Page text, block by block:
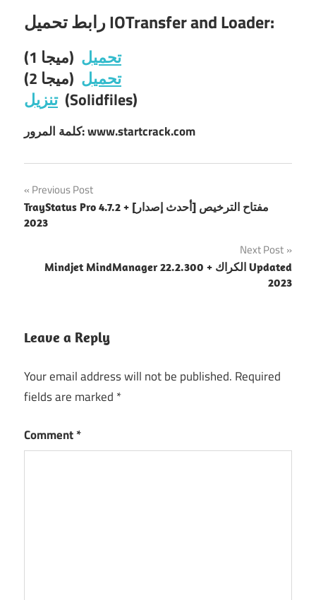
رابط تحميل IOTransfer and Loader:
تحميل (ميجا 1)
تحميل (ميجا 2)
تنزيل(Solidfiles)
كلمة المرور: www.startcrack.com
Post
navigation
Previous Post
TrayStatus Pro 4.7.2 + مفتاح الترخيص [أحدث إصدار]
2023
Next Post
Mindjet MindManager 22.2.300 + الكراك Updated
2023
Leave a Reply
Your email address will not be published. Required
fields are marked *
Comment*